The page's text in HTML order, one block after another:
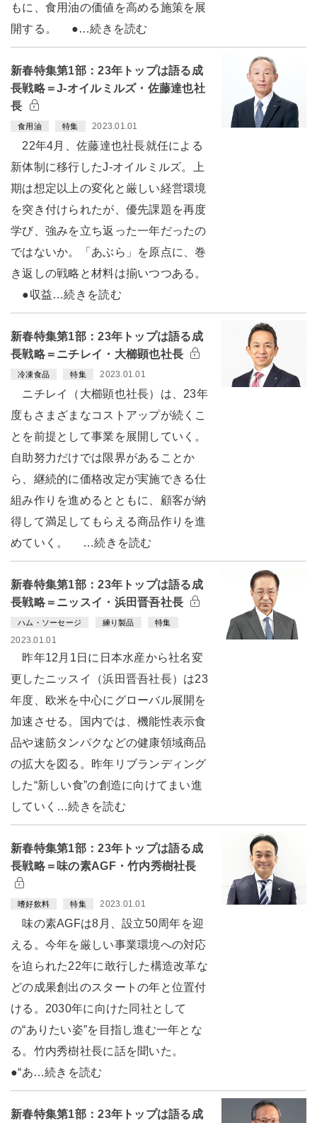
もに、食用油の価値を高める施策を展
開する。 ●…続きを読む
新春特集第1部：23年トップは語る成
長戦略＝J-オイルミルズ・佐藤達也社
長
食用油 特集 2023.01.01
22年4月、佐藤達也社長就任による
新体制に移行したJ-オイルミルズ。上
期は想定以上の変化と厳しい経営環境
を突き付けられたが、優先課題を再度
学び、強みを立ち返った一年だったの
ではないか。「あぶら」を原点に、巻
き返しの戦略と材料は揃いつつある。
●収益…続きを読む
新春特集第1部：23年トップは語る成
長戦略＝ニチレイ・大櫛顕也社長
冷凍食品 特集 2023.01.01
ニチレイ（大櫛顕也社長）は、23年
度もさまざまなコストアップが続くこ
とを前提として事業を展開していく。
自助努力だけでは限界があることか
ら、継続的に価格改定が実施できる仕
組み作りを進めるとともに、顧客が納
得して満足してもらえる商品作りを進
めていく。 …続きを読む
新春特集第1部：23年トップは語る成
長戦略＝ニッスイ・浜田晋吾社長
ハム・ソーセージ 練り製品 特集
2023.01.01
昨年12月1日に日本水産から社名変
更したニッスイ（浜田晋吾社長）は23
年度、欧米を中心にグローバル展開を
加速させる。国内では、機能性表示食
品や速筋タンパクなどの健康領域商品
の拡大を図る。昨年リブランディング
した“新しい食”の創造に向けてまい進
していく…続きを読む
新春特集第1部：23年トップは語る成
長戦略＝味の素AGF・竹内秀樹社長
嗜好飲料 特集 2023.01.01
味の素AGFは8月、設立50周年を迎
える。今年を厳しい事業環境への対応
を迫られた22年に敢行した構造改革な
どの成果創出のスタートの年と位置付
ける。2030年に向けた同社として
の“ありたい姿”を目指し進む一年とな
る。竹内秀樹社長に話を聞いた。
●“あ…続きを読む
新春特集第1部：23年トップは語る成